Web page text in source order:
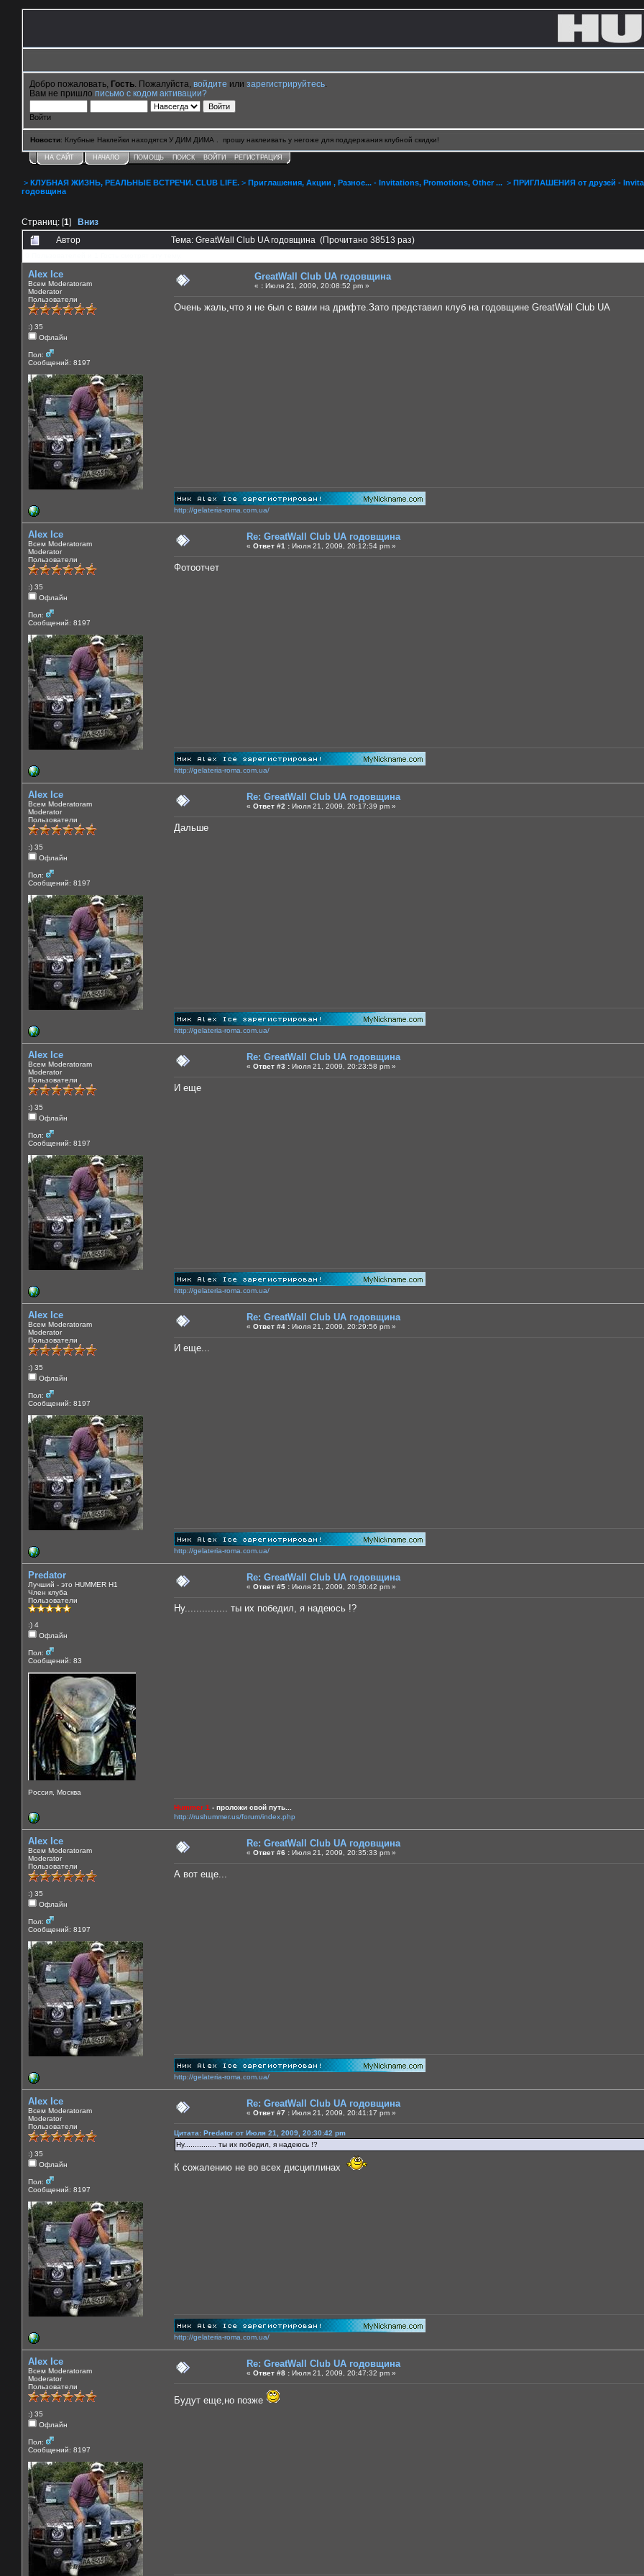
Добро пожаловать, Гость . Пожалуйста, войдите или зарегистрируйтесь
Вам не пришло письмо с кодом активации?
Войти
Новости: Клубные Наклейки находятся У ДИМ ДИМА . прошу наклеивать у негоже для поддержания клубной скидки!
НА САЙТ НАЧАЛО ПОМОЩЬ ПОИСК ВОЙТИ РЕГИСТРАЦИЯ
> КЛУБНАЯ ЖИЗНЬ, РЕАЛЬНЫЕ ВСТРЕЧИ. CLUB LIFE. > Приглашения, Акции , Разное... - Invitations, Promotions, Other ... > ПРИГЛАШЕНИЯ от друзей -
годовщина
Страниц: [1] Вниз
Автор Тема: GreatWall Club UA годовщина (Прочитано 38513 раз)
Alex Ice
Всем Moderatoram
Moderator
Пользователи
:) 35
Офлайн
Пол:
Сообщений: 8197
GreatWall Club UA годовщина
« : Июля 21, 2009, 20:08:52 pm »
Очень жаль,что я не был с вами на дрифте.Зато представил клуб на годовщине GreatWall Club UA
http://gelateria-roma.com.ua/
Alex Ice
Всем Moderatoram
Moderator
Пользователи
:) 35
Офлайн
Пол:
Сообщений: 8197
Re: GreatWall Club UA годовщина
« Ответ #1 : Июля 21, 2009, 20:12:54 pm »
Фотоотчет
http://gelateria-roma.com.ua/
Alex Ice
Всем Moderatoram
Moderator
Пользователи
:) 35
Офлайн
Пол:
Сообщений: 8197
Re: GreatWall Club UA годовщина
« Ответ #2 : Июля 21, 2009, 20:17:39 pm »
Дальше
http://gelateria-roma.com.ua/
Alex Ice
Всем Moderatoram
Moderator
Пользователи
:) 35
Офлайн
Пол:
Сообщений: 8197
Re: GreatWall Club UA годовщина
« Ответ #3 : Июля 21, 2009, 20:23:58 pm »
И еще
http://gelateria-roma.com.ua/
Alex Ice
Всем Moderatoram
Moderator
Пользователи
:) 35
Офлайн
Пол:
Сообщений: 8197
Re: GreatWall Club UA годовщина
« Ответ #4 : Июля 21, 2009, 20:29:56 pm »
И еще...
http://gelateria-roma.com.ua/
Predator
Лучший - это HUMMER H1
Член клуба
Пользователи
:) 4
Офлайн
Пол:
Сообщений: 83
Россия, Москва
Re: GreatWall Club UA годовщина
« Ответ #5 : Июля 21, 2009, 20:30:42 pm »
Ну............... ты их победил, я надеюсь !?
Hummer 1 - проложи свой путь...
http://rushummer.us/forum/index.php
Alex Ice
Всем Moderatoram
Moderator
Пользователи
:) 35
Офлайн
Пол:
Сообщений: 8197
Re: GreatWall Club UA годовщина
« Ответ #6 : Июля 21, 2009, 20:35:33 pm »
А вот еще...
http://gelateria-roma.com.ua/
Alex Ice
Всем Moderatoram
Moderator
Пользователи
:) 35
Офлайн
Пол:
Сообщений: 8197
Re: GreatWall Club UA годовщина
« Ответ #7 : Июля 21, 2009, 20:41:17 pm »
Цитата: Predator от Июля 21, 2009, 20:30:42 pm
Ну............... ты их победил, я надеюсь !?
К сожалению не во всех дисциплинах
http://gelateria-roma.com.ua/
Alex Ice
Всем Moderatoram
Moderator
Пользователи
:) 35
Офлайн
Пол:
Сообщений: 8197
Re: GreatWall Club UA годовщина
« Ответ #8 : Июля 21, 2009, 20:47:32 pm »
Будут еще,но позже